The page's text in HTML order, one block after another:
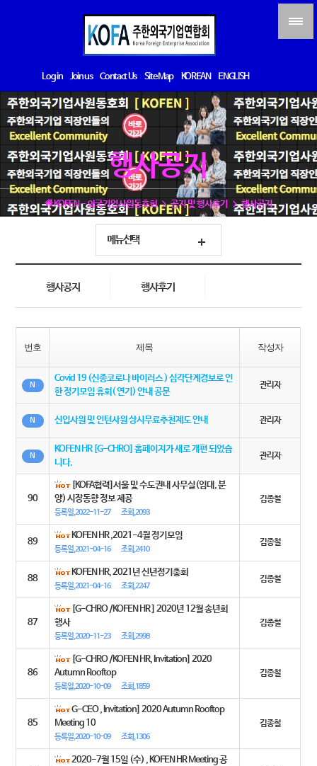
Log in Join us Contact Us Site Map KOREAN ENGLISH
행사공지
KOFEN - 외국기업사원동호회 공지 및 행사후기 행사공지
메뉴선택
행사공지 행사후기
번호 제목 작성자
N
Covid 19 (신종코로나 바이러스 ) 심각단계경보로 인
한 정기모임 휴회( 연기) 안내 공문
관리자
N 신입사원 및 인턴사원 상시무료추천제도 안내 관리자
N
KOFEN HR [G-CHRO] 홈페이지가 새로 개편 되었습
니다.
관리자
90
[KOFA협력]서울 및 수도권내 사무실(임대, 분
양) 시장동향 정보 제공
등록일,2022-11-27 조회,2093
김종철
89
KOFEN HR ,2021-4월 정기모임
등록일,2021-04-16 조회,2410
김종철
88
KOFEN HR, 2021년 신년정기총회
등록일,2021-04-16 조회,2247
김종철
87
[G-CHRO /KOFEN HR ] 2020년 12월 송년회
행사
등록일,2020-11-23 조회,2998
김종철
86
[G-CHRO /KOFEN HR, Invitation] 2020
Autumn Rooftop
등록일,2020-10-09 조회,1859
김종철
85
G-CEO , Invitation] 2020 Autumn Rooftop
Meeting 10
등록일,2020-10-09 조회,1306
김종철
2020-7월 15일 (수) , KOFEN HR Meeting 공